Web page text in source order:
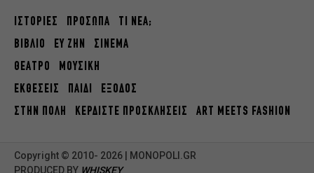
ΙΣΤΟΡΙΕΣ ΠΡΟΣΩΠΑ
ΤΙ ΝΕΑ;
ΒΙΒΛΙΟ
ΕΥ ΖΗΝ
ΣΙΝΕΜΑ
ΘΕΑΤΡΟ
ΜΟΥΣΙΚΗ
ΕΚΘΕΣΕΙΣ
ΠΑΙΔΙ
ΕΞΟΔΟΣ
ΣΤΗΝ ΠΟΛΗ
ΚΕΡΔΙΣΤΕ ΠΡΟΣΚΛΗΣΕΙΣ ART MEETS FASHION
Copyright © 2010- 2026 | MONOPOLI.GR
PRODUCED BY WHISKEY